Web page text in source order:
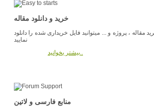
خرید و دانلود مقاله
مقاله ، پروژه و ... میتوانید فایل خریداری شده را دانلود
نمایید
بیشتر بخوانید..
منابع فارسی و لاتین